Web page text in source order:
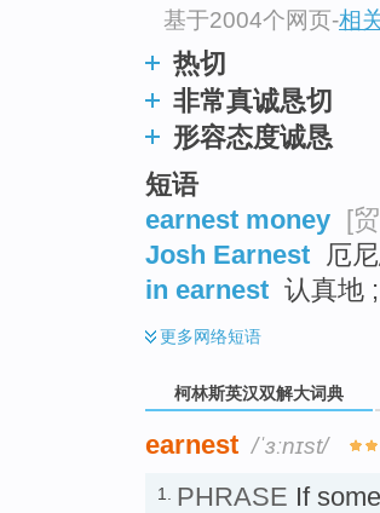
基于2004个网页-相
热切
非常真诚恳切
形容态度诚恳
短语
earnest money [
Josh Earnest
厄
in earnest 认真地
更多网络短语
柯林斯英汉双解大词典
earnest /ˈɜːnɪst/
1. PHRASE If